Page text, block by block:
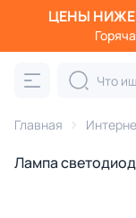
ЦЕНЫ
Главная
Лампа